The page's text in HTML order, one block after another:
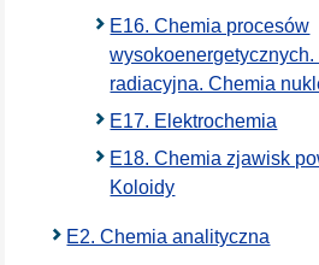
E16. Chemia procesów
radiacyjna. Chemia
E17. Elektrochemia
E18. Chemia zjawisk
Koloidy
E2. Chemia analityczna